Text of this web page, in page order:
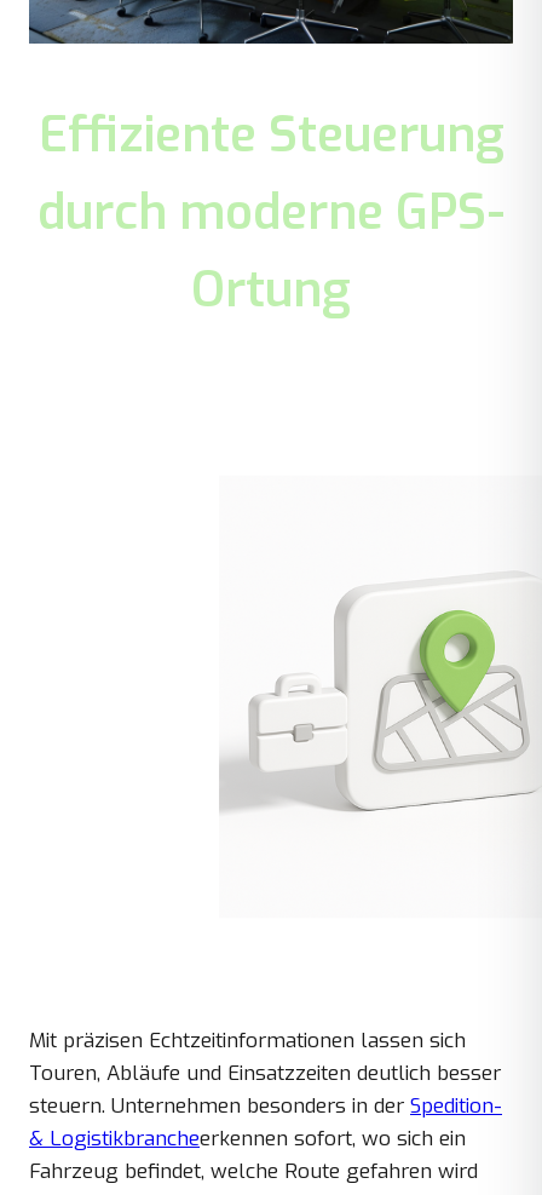
Effiziente Steuerung
durch moderne GPS-
Ortung
Mit präzisen Echtzeitinformationen lassen sich
Touren, Abläufe und Einsatzzeiten deutlich besser
steuern. Unternehmen besonders in der Spedition-
& Logistikbrancheerkennen sofort, wo sich ein
Fahrzeug befindet, welche Route gefahren wird